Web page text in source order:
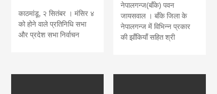
काठमांडू, २ सितंबर । मंसिर ४
को होने वाले प्रतिनिधि सभा
और प्रदेश सभा निर्वाचन
नेपालगन्ज(बाँके) पवन
जायसवाल । बाँके जिला के
नेपालगन्ज में विभिन्न प्रकार
की झाँकियाँ सहित श्री